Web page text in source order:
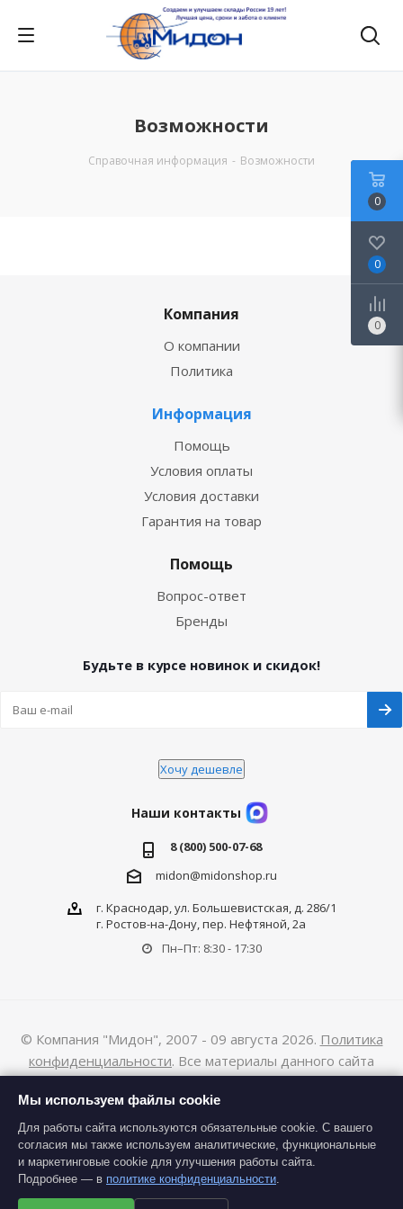
Возможности
Справочная информация - Возможности
Компания
О компании
Политика
Информация
Помощь
Условия оплаты
Условия доставки
Гарантия на товар
Помощь
Вопрос-ответ
Бренды
Будьте в курсе новинок и скидок!
Хочу дешевле
Наши контакты
8 (800) 500-07-68
midon@midonshop.ru
г. Краснодар, ул. Большевистская, д. 286/1
г. Ростов-на-Дону, пер. Нефтяной, 2а
Пн–Пт: 8:30 - 17:30
© Компания "Мидон", 2007 - 09 августа 2026. Политика
конфиденциальности. Все материалы данного сайта
Запрещается копирование, распространение (в том числе
путем копирования на другие сайты и ресурсы в Интернете)
или любое иное использование информации и объектов без
предварительного согласия правообладателя.
0
0
0
Мы используем файлы cookie
Для работы сайта используются обязательные cookie. С вашего
согласия мы также используем аналитические, функциональные
и маркетинговые cookie для улучшения работы сайта.
Подробнее — в политике конфиденциальности.